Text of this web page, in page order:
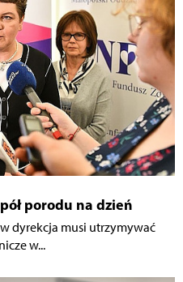
porodu na dzień
dyrekcja musi utrzymywać
w...